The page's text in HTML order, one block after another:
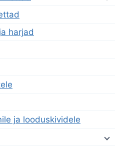
harjad
ja looduskividele